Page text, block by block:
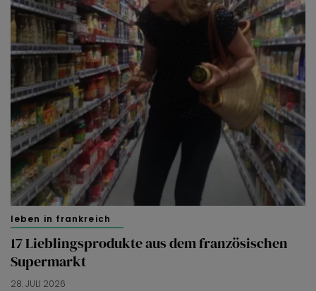
leben in frankreich
17 Lieblingsprodukte aus dem französischen
Supermarkt
28. JULI 2026